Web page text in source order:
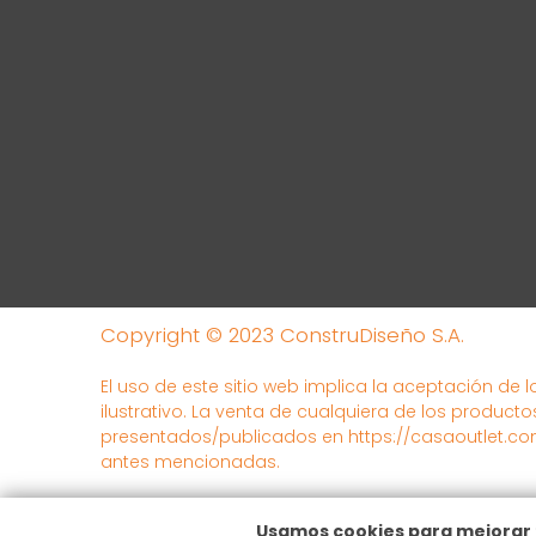
Copyright © 2023 ConstruDiseño S.A.
El uso de este sitio web implica la aceptación de
ilustrativo. La venta de cualquiera de los
presentados/publicados en https://
antes mencionadas.
Usamos cookies para